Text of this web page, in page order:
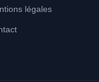
légales